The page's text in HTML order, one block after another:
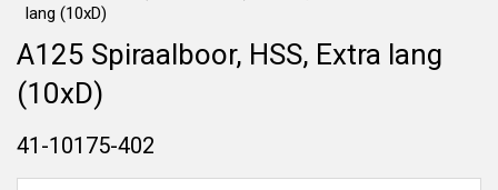
lang (10xD)
A125 Spiraalboor, HSS, Extra lang
(10xD)
41-10175-402